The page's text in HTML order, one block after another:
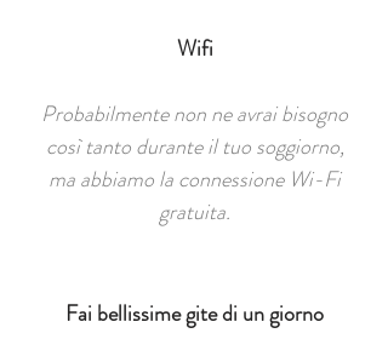
Wifi
Probabilmente non ne avrai bisogno
così tanto durante il tuo soggiorno,
ma abbiamo la connessione Wi-Fi
gratuita.
Fai bellissime gite di un giorno